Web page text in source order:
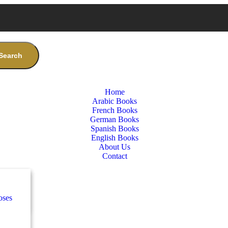
Home
Arabic Books
French Books
German Books
Spanish Books
English Books
About Us
Contact